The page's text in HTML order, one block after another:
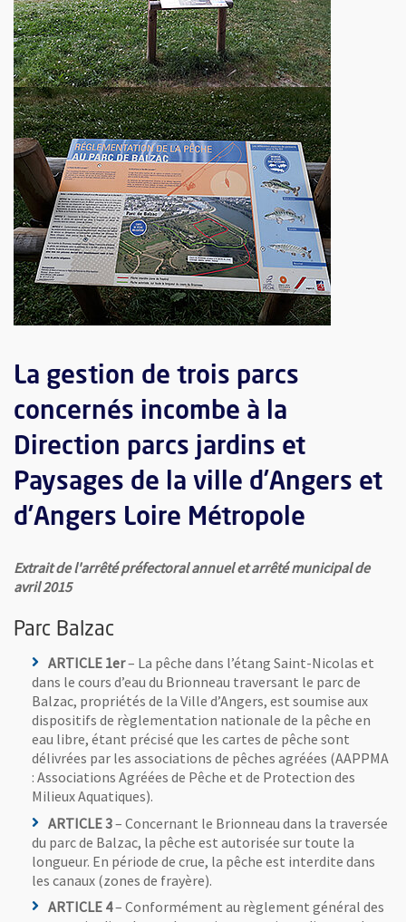
La gestion de trois parcs
concernés incombe à la
Direction parcs jardins et
Paysages de la ville d’Angers et
d’Angers Loire Métropole
Extrait de l'arrêté préfectoral annuel et arrêté municipal de
avril 2015
Parc Balzac
ARTICLE 1er– La pêche dans l’étang Saint-Nicolas et
dans le cours d’eau du Brionneau traversant le parc de
Balzac, propriétés de la Ville d’Angers, est soumise aux
dispositifs de règlementation nationale de la pêche en
eau libre, étant précisé que les cartes de pêche sont
délivrées par les associations de pêches agréées (AAPPMA
: Associations Agréées de Pêche et de Protection des
Milieux Aquatiques).
ARTICLE 3– Concernant le Brionneau dans la traversée
du parc de Balzac, la pêche est autorisée sur toute la
longueur. En période de crue, la pêche est interdite dans
les canaux (zones de frayère).
ARTICLE 4– Conformément au règlement général des